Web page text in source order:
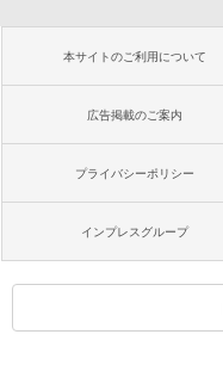
本サイトのご利用について
広告掲載のご案内
プライバシーポリシー
インプレスグループ